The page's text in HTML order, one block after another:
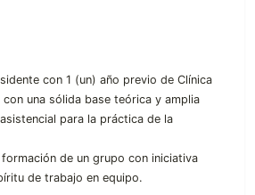
con 1 (un) año previo de Clínica
con una sólida base teórica y amplia
para la práctica de la
formación de un grupo con iniciativa
de trabajo en equipo.